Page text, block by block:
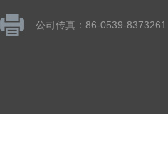
公司传真：86-0539-8373261